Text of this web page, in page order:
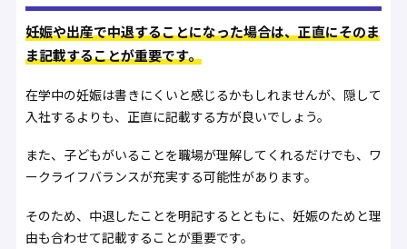
妊娠や出産で中退することになった場合は、正直にそのま
ま記載することが重要です。
在学中の妊娠は書きにくいと感じるかもしれませんが、隠して
入社するよりも、正直に記載する方が良いでしょう。
また、子どもがいることを職場が理解してくれるだけでも、ワ
ークライフバランスが充実する可能性があります。
そのため、中退したことを明記するとともに、妊娠のためと理
由も合わせて記載することが重要です。